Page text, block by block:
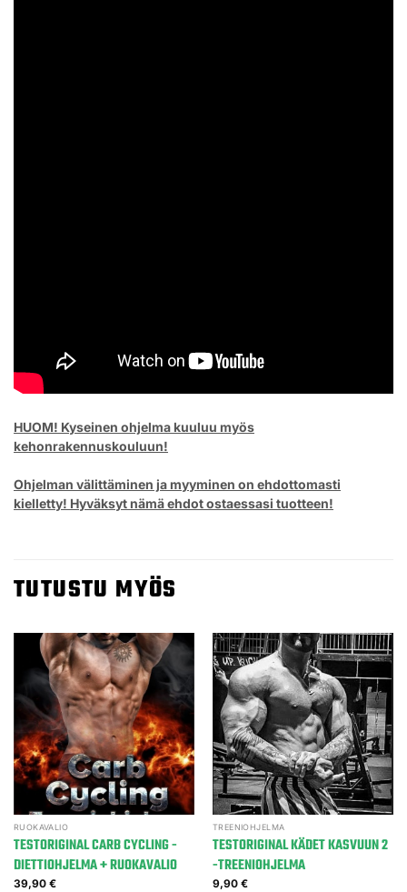
HUOM! Kyseinen ohjelma kuuluu myös
kehonrakennuskouluun!
Ohjelman välittäminen ja myyminen on ehdottomasti
kielletty! Hyväksyt nämä ehdot ostaessasi tuotteen!
TUTUSTU MYÖS
RUOKAVALIO
TESTORIGINAL CARB CYCLING -
DIETTIOHJELMA + RUOKAVALIO
39,90 €
TREENIOHJELMA
TESTORIGINAL KÄDET KASVUUN 2
-TREENIOHJELMA
9,90 €